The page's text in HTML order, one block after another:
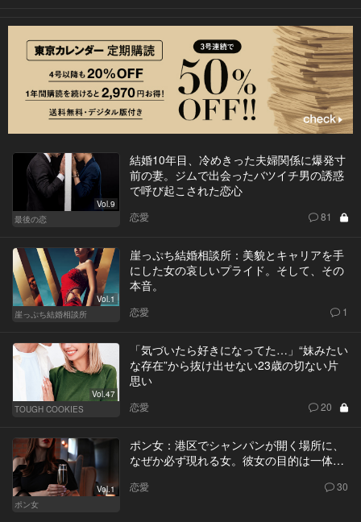
Vol.9
最後の恋
結婚10年目、冷めきった夫婦関係に爆発寸
前の妻。ジムで出会ったバツイチ男の誘惑
で呼び起こされた恋心
恋愛 81
Vol.1
崖っぷち結婚相談所
崖っぷち結婚相談所：美貌とキャリアを手
にした女の哀しいプライド。そして、その
本音。
恋愛 1
Vol.47
TOUGH COOKIES
「気づいたら好きになってた…」“妹みたい
な存在”から抜け出せない23歳の切ない片
思い
恋愛 20
Vol.1
ポン女
ポン女：港区でシャンパンが開く場所に、
なぜか必ず現れる女。彼女の目的は一体…
恋愛 30